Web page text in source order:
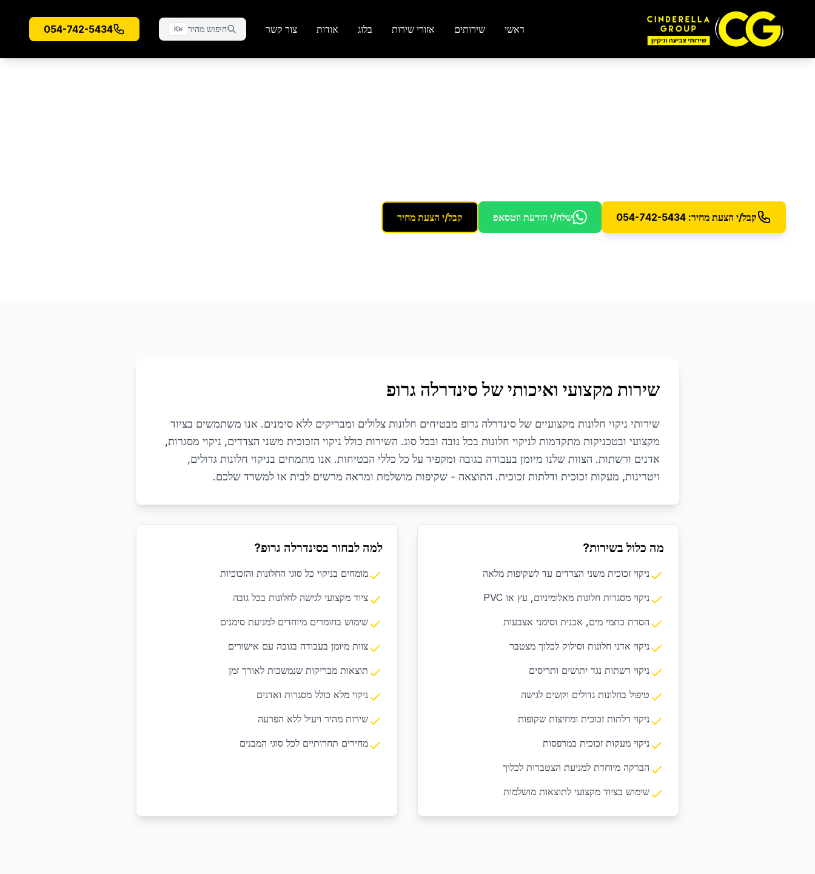
ראשי שירותים אזורי שירות בלוג אודות צור קשר חיפוש מהיר ⌘
K
054-742-5434
קבל/י הצעת מחיר: 054-742-5434 שלח/י הודעת ווטסאפ קבל/י הצעת מחיר
שירות מקצועי ואיכותי של סינדרלה גרופ
שירותי ניקוי חלונות מקצועיים של סינדרלה גרופ מבטיחים חלונות צלולים ומבריקים ללא סימנים. אנו משתמשים בציוד
מקצועי ובטכניקות מתקדמות לניקוי חלונות בכל גובה ובכל סוג. השירות כולל ניקוי הזכוכית משני הצדדים, ניקוי מסגרות,
אדנים ורשתות. הצוות שלנו מיומן בעבודה בגובה ומקפיד על כל כללי הבטיחות. אנו מתמחים בניקוי חלונות גדולים,
ויטרינות, מעקות זכוכית ודלתות זכוכית. התוצאה - שקיפות מושלמת ומראה מרשים לבית או למשרד שלכם.
מה כלול בשירות?
ניקוי זכוכית משני הצדדים עד לשקיפות מלאה
ניקוי מסגרות חלונות מאלומיניום, עץ או PVC
הסרת כתמי מים, אבנית וסימני אצבעות
ניקוי אדני חלונות וסילוק לכלוך מצטבר
ניקוי רשתות נגד יתושים ותריסים
טיפול בחלונות גדולים וקשים לגישה
ניקוי דלתות זכוכית ומחיצות שקופות
ניקוי מעקות זכוכית במרפסות
הברקה מיוחדת למניעת הצטברות לכלוך
שימוש בציוד מקצועי לתוצאות מושלמות
למה לבחור בסינדרלה גרופ?
מומחים בניקוי כל סוגי החלונות והזכוכיות
ציוד מקצועי לגישה לחלונות בכל גובה
שימוש בחומרים מיוחדים למניעת סימנים
צוות מיומן בעבודה בגובה עם אישורים
תוצאות מבריקות שנמשכות לאורך זמן
ניקוי מלא כולל מסגרות ואדנים
שירות מהיר ויעיל ללא הפרעה
מחירים תחרותיים לכל סוגי המבנים